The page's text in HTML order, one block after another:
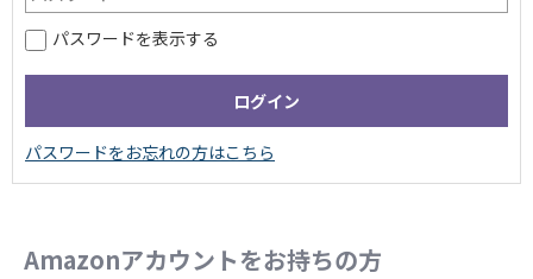
パスワードを表示する
Amazonアカウントをお持ちの方